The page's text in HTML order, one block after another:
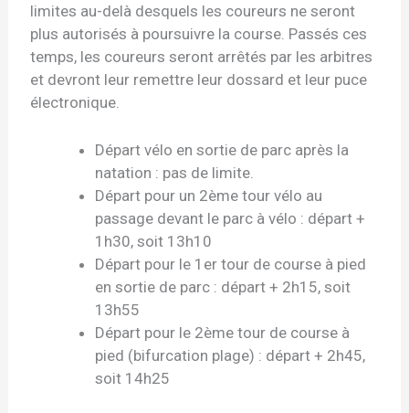
limites au-delà desquels les coureurs ne seront
plus autorisés à poursuivre la course. Passés ces
temps, les coureurs seront arrêtés par les arbitres
et devront leur remettre leur dossard et leur puce
électronique.
Départ vélo en sortie de parc après la
natation : pas de limite.
Départ pour un 2ème tour vélo au
passage devant le parc à vélo : départ +
1h30, soit 13h10
Départ pour le 1er tour de course à pied
en sortie de parc : départ + 2h15, soit
13h55
Départ pour le 2ème tour de course à
pied (bifurcation plage) : départ + 2h45,
soit 14h25